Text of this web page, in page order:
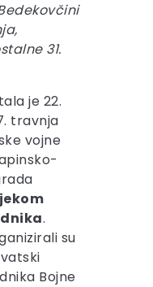
31.
je 22.
travnja
vojne
.
su
Bojne